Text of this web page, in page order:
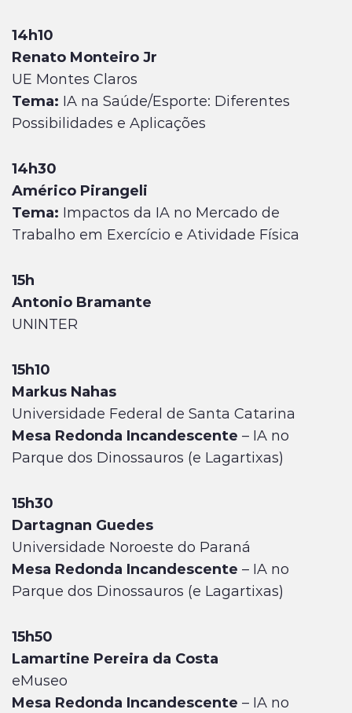
14h10
Renato Monteiro Jr
UE Montes Claros
Tema: IA na Saúde/Esporte: Diferentes
Possibilidades e Aplicações
14h30
Américo Pirangeli
Tema: Impactos da IA no Mercado de
Trabalho em Exercício e Atividade Física
15h
Antonio Bramante
UNINTER
15h10
Markus Nahas
Universidade Federal de Santa Catarina
Mesa Redonda Incandescente – IA no
Parque dos Dinossauros (e Lagartixas)
15h30
Dartagnan Guedes
Universidade Noroeste do Paraná
Mesa Redonda Incandescente – IA no
Parque dos Dinossauros (e Lagartixas)
15h50
Lamartine Pereira da Costa
eMuseo
Mesa Redonda Incandescente – IA no